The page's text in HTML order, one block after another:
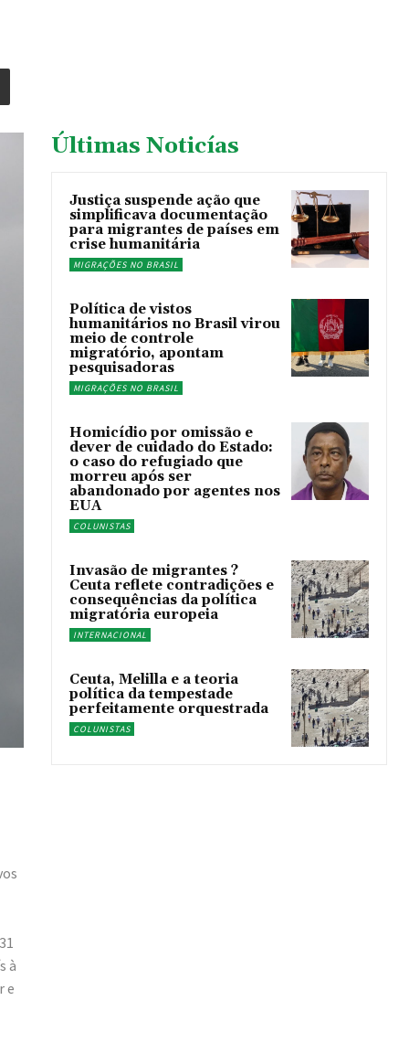
à
e
Últimas Noticías
Justiça suspende ação que
simplificava documentação
para migrantes de países em
crise humanitária
MIGRAÇÕES NO BRASIL
Política de vistos
humanitários no Brasil virou
meio de controle
migratório, apontam
pesquisadoras
MIGRAÇÕES NO BRASIL
Homicídio por omissão e
dever de cuidado do Estado:
o caso do refugiado que
morreu após ser
abandonado por agentes nos
EUA
COLUNISTAS
Invasão de migrantes ?
Ceuta reflete contradições e
consequências da política
migratória europeia
INTERNACIONAL
Ceuta, Melilla e a teoria
política da tempestade
perfeitamente orquestrada
COLUNISTAS